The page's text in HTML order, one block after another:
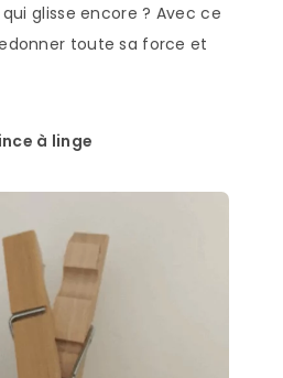
glisse encore ? Avec ce
toute sa force et
à linge